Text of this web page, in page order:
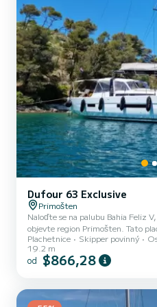
Dufour 63 Exclusive
Primošten
Naloďte se na palubu Bahia Feliz
objevte region Primošten. Tato
aby zajistila naprosté pohodlí a výkon na moři.
celkovým komfortem a kapacitou
19 metrů a výkonem 180 koní
Autopilot, Přívěsný motor, Příďový
Plachetnice Skipper povinný
19.2 m
od $866,28